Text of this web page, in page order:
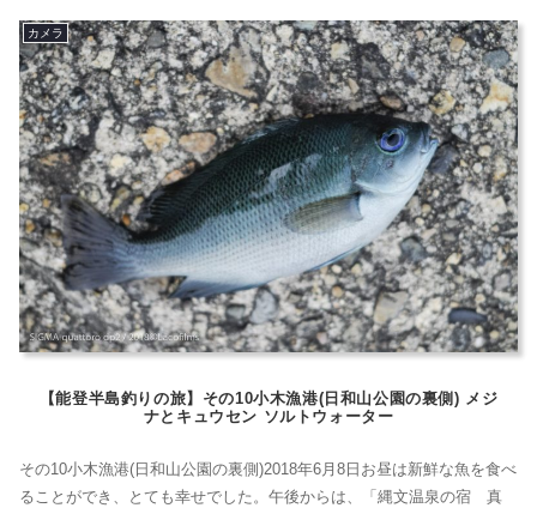
に海を見に行って逆光になっているというのはとても違和感があるの
です。文句を言っているわけで...
カメラ
【能登半島釣りの旅】その10小木漁港(日和山公園の裏側) メジ
ナとキュウセン ソルトウォーター
その10小木漁港(日和山公園の裏側)2018年6月8日お昼は新鮮な魚を食べ
ることができ、とても幸せでした。午後からは、「縄文温泉の宿 真